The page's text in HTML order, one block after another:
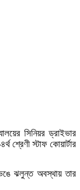
সিনিয়র ড্রাইভার
শ্রেণী স্টাফ কোয়ার্টার
ঝলুন্ত অবস্থায় তার